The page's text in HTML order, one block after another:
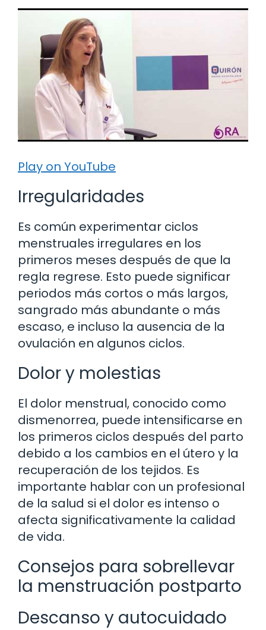
Play on YouTube
Irregularidades
Es común experimentar ciclos
menstruales irregulares en los
primeros meses después de que la
regla regrese. Esto puede significar
periodos más cortos o más largos,
sangrado más abundante o más
escaso, e incluso la ausencia de la
ovulación en algunos ciclos.
Dolor y molestias
El dolor menstrual, conocido como
dismenorrea, puede intensificarse en
los primeros ciclos después del parto
debido a los cambios en el útero y la
recuperación de los tejidos. Es
importante hablar con un profesional
de la salud si el dolor es intenso o
afecta significativamente la calidad
de vida.
Consejos para sobrellevar
la menstruación postparto
Descanso y autocuidado